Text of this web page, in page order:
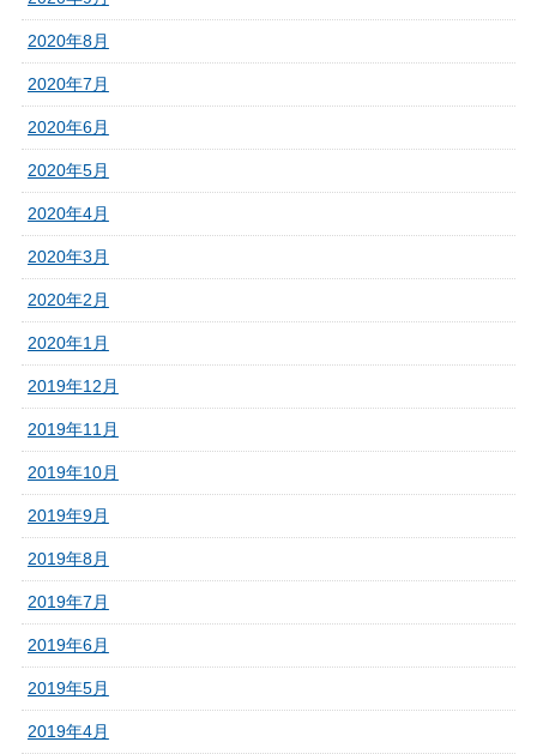
2020年8月
2020年7月
2020年6月
2020年5月
2020年4月
2020年3月
2020年2月
2020年1月
2019年12月
2019年11月
2019年10月
2019年9月
2019年8月
2019年7月
2019年6月
2019年5月
2019年4月